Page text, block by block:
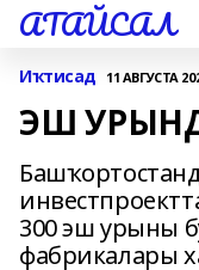
АТАЙСАЛ
Иҡтисад 11 АВГУСТА
ЭШ
300 эш урыны
фабрикалары